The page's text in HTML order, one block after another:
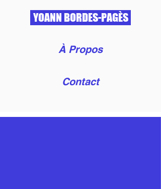
YOANN BORDES-PAGÈS
À Propos
Contact